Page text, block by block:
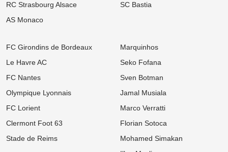
08/08 Ligue 1
Mercato Lens : La relance surprise d'un ancien flop de Ligue 1
Mercato OM : Place de numéro 1 promise, mais ce crack de
Bundesliga recale Marseille
08/08 Ligue 1
contrat
08/08 Ligue 1
Mercato OM : Newcastle veut piller Marseille et vise un taulier pour
15 M€
RC Strasbourg Alsace
AS Monaco
SC Bastia
FC Girondins de Bordeaux
Le Havre AC
FC Nantes
Olympique Lyonnais
FC Lorient
Clermont Foot 63
Stade de Reims
Marquinhos
Seko Fofana
Sven Botman
Jamal Musiala
Marco Verratti
Florian Sotoca
Mohamed Simakan